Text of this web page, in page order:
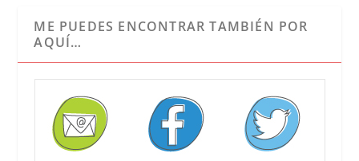
ME PUEDES ENCONTRAR TAMBIÉN POR
AQUÍ…